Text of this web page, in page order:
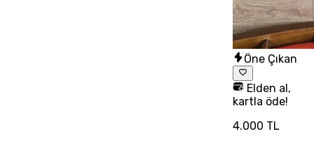
Öne Çıkan
Elden al,
kartla öde!
4.000 TL